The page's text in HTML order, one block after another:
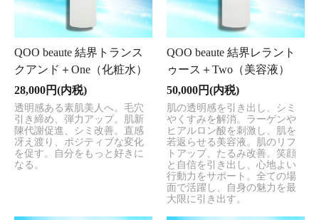
QOO beaute 結界トランス
クアンド＋One（化粧水）
28,000円(内税)
透明感ある素肌美人へ。毛穴
引き締め、弾力アップ。肌新
陳代謝促進、シミ改善。直感
冴え渡り、ポジティブな変化
を促す。自分をもっと好きに
なる。
QOO beaute 結界レラント
ゥース＋Two（美容液）
50,000円(内税)
肌の透明感を引き出し、シミ
やくすみを解消。ラーゲンや
ヒアルロン酸を刺激し、肌を
若返らせる美容液。肌のリフ
トアップ、たるみ改善。笑顔
と自信を引き出し、心地よい
行動力をサポート。全ての場
面で活躍し、自身の魅力を最
大限に引き出す。